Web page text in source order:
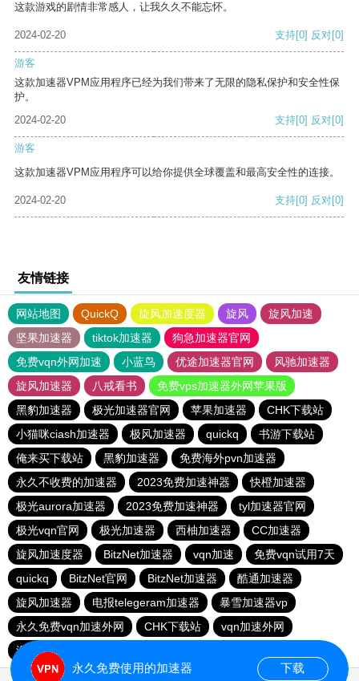
这款游戏的剧情非常感人，让我久久不能忘怀。
2024-02-20 支持[0] 反对[0]
游客
这款加速器VPM应用程序已经为我们带来了无限的隐私保护和安全性保
护。
2024-02-20
支持[0] 反对[0]
游客
这款加速器VPM应用程序可以给你提供全球覆盖和最高安全性的连接。
2024-02-20 支持[0] 反对[0]
友情链接
网站地图 QuickQ 旋风加速度器 旋风
旋风加速
坚果加速器
tiktok加速器
狗急加速器官网
免费vqn外网加速
小蓝鸟 优途加速器官网
风驰加速器
旋风加速器
八戒看书
免费vps加速器外网苹果版
黑豹加速器
极光加速器官网 苹果加速器
CHK下载站
小猫咪ciash加速器
极风加速器 quickq
书游下载站
俺来买下载站
黑豹加速器
免费海外pvn加速器
永久不收费的加速器
2023免费加速神器
快橙加速器
极光aurora加速器
2023免费加速神器
tyl加速器官网
极光vqn官网
极光加速器 西柚加速器
CC加速器
旋风加速度器
BitzNet加速器 vqn加速
免费vqn试用7天
quickq
BitzNet官网 BitzNet加速器
酷通加速器
旋风加速器
电报telegeram加速器
暴雪加速器vp
永久免费vqn加速外网
CHK下载站
vqn加速外网
海鸥下载站
永久免费使用的加速器 下载